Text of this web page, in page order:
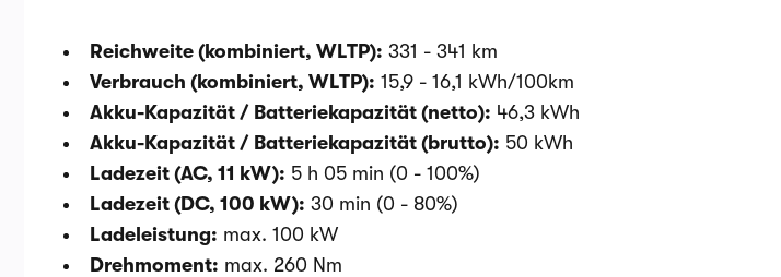
Reichweite (kombiniert, WLTP): 331 - 341 km
Verbrauch (kombiniert, WLTP): 15,9 - 16,1 kWh/100km
Akku-Kapazität / Batteriekapazität (netto): 46,3 kWh
Akku-Kapazität / Batteriekapazität (brutto): 50 kWh
Ladezeit (AC, 11 kW): 5 h 05 min (0 - 100%)
Ladezeit (DC, 100 kW): 30 min (0 - 80%)
Ladeleistung: max. 100 kW
Drehmoment: max. 260 Nm